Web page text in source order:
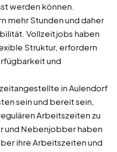
werden können.
mehr Stunden und daher
Vollzeitjobs haben
Struktur, erfordern
und
in Aulendorf
sein und bereit sein,
Arbeitszeiten zu
und Nebenjobber haben
ihre Arbeitszeiten und